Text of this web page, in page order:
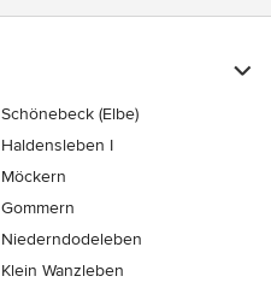
Schönebeck (Elbe)
Haldensleben I
Möckern
Gommern
Niederndodeleben
Klein Wanzleben